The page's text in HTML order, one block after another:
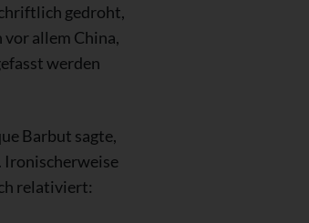
gedroht,
allem China,
werden
Barbut sagte,
Ironischerweise
relativiert: